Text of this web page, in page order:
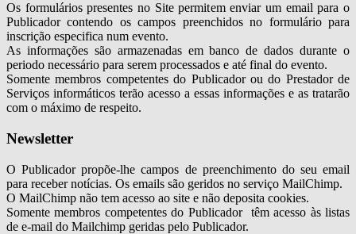
Os formulários presentes no Site permitem enviar um email para o
Publicador contendo os campos preenchidos no formulário para
inscrição especifica num evento.
As informações são armazenadas em banco de dados durante o
periodo necessário para serem processados e até final do evento.
Somente membros competentes do Publicador ou do Prestador de
Serviços informáticos terão acesso a essas informações e as tratarão
com o máximo de respeito.
Newsletter
O Publicador propõe-lhe campos de preenchimento do seu email
para receber notícias. Os emails são geridos no serviço MailChimp.
O MailChimp não tem acesso ao site e não deposita cookies.
Somente membros competentes do Publicador têm acesso às listas
de e-mail do Mailchimp geridas pelo Publicador.